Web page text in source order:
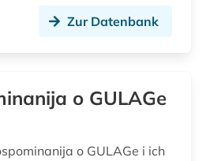
Zur Datenbank
o GULAGe
o GULAGe i ich